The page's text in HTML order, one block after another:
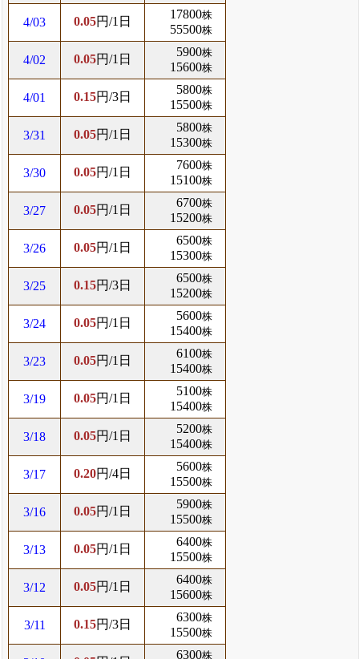
4/03 0.05円/1日
17800株
55500株
4/02 0.05円/1日
5900株
15600株
4/01 0.15円/3日
5800株
15500株
3/31 0.05円/1日
5800株
15300株
3/30 0.05円/1日
7600株
15100株
3/27 0.05円/1日
6700株
15200株
3/26 0.05円/1日
6500株
15300株
3/25 0.15円/3日
6500株
15200株
3/24 0.05円/1日
5600株
15400株
3/23 0.05円/1日
6100株
15400株
3/19 0.05円/1日
5100株
15400株
3/18 0.05円/1日
5200株
15400株
3/17 0.20円/4日
5600株
15500株
3/16 0.05円/1日
5900株
15500株
3/13 0.05円/1日
6400株
15500株
3/12 0.05円/1日
6400株
15600株
3/11 0.15円/3日
6300株
15500株
6300株